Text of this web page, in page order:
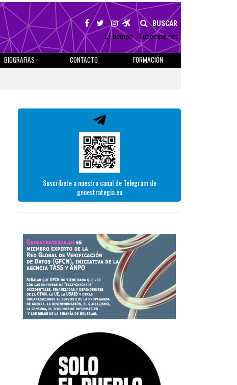
BUSCAR
El tiempo - Tutiempo.net
BIOGRAFIAS CONTACTO
FORMACIÓN
Suscríbete a nuestro canal de Telegram de
geoestrategia.eu